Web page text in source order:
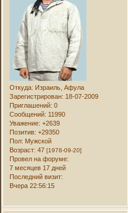
Откуда: Израиль, Афула
Зарегистрирован: 18-07-2009
Приглашений: 0
Сообщений: 11990
Уважение: +2639
Позитив: +29350
Пол: Мужской
Возраст: 47[1978-09-20]
Провел на форуме:
7 месяцев 17 дней
Последний визит:
Вчера 22:56:15